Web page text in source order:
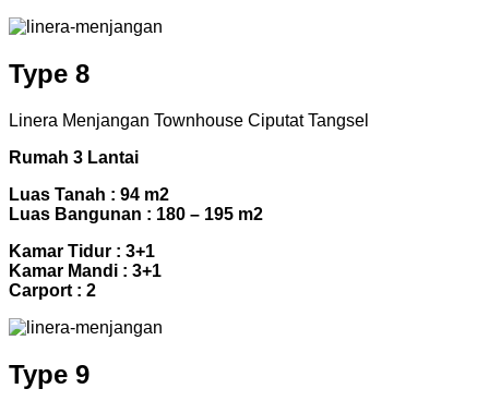
Type 8
Linera Menjangan Townhouse Ciputat Tangsel
Rumah 3 Lantai
Luas Tanah : 94 m2
Luas Bangunan : 180 – 195 m2
Kamar Tidur : 3+1
Kamar Mandi : 3+1
Carport : 2
Type 9